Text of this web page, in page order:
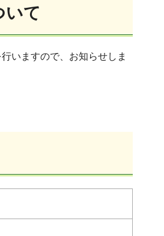
いて
いますので、お知らせしま